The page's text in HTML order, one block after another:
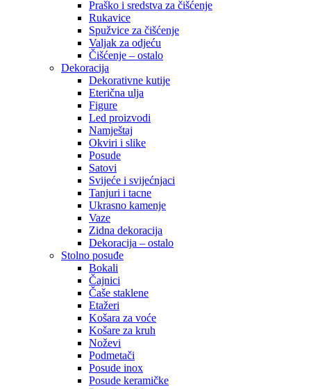
Praško i sredstva za čišćenje
Rukavice
Spužvice za čišćenje
Valjak za odjeću
Čišćenje – ostalo
Dekoracija
Dekorativne kutije
Eterična ulja
Figure
Led proizvodi
Namještaj
Okviri i slike
Posude
Satovi
Svijeće i svijećnjaci
Tanjuri i tacne
Ukrasno kamenje
Vaze
Zidna dekoracija
Dekoracija – ostalo
Stolno posuđe
Bokali
Čajnici
Čaše staklene
Etažeri
Košara za voće
Košare za kruh
Noževi
Podmetači
Posude inox
Posude keramičke